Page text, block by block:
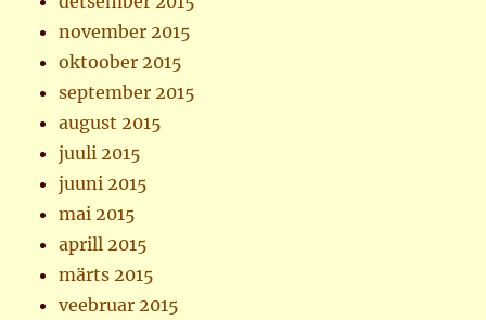
november 2015
oktoober 2015
september 2015
august 2015
juuli 2015
juuni 2015
mai 2015
aprill 2015
märts 2015
veebruar 2015